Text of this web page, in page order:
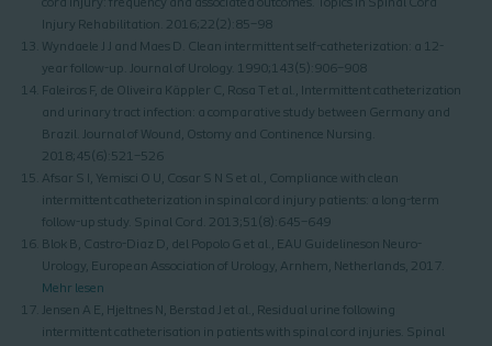
cord injury: frequency and associated outcomes. Topics in Spinal Cord
Injury Rehabilitation. 2016;22(2):85–98
Wyndaele J J and Maes D. Clean intermittent self-catheterization: a 12-
year follow-up. Journal of Urology. 1990;143(5):906–908
Faleiros F, de Oliveira Käppler C, Rosa T et al., Intermittent catheterization
and urinary tract infection: a comparative study between Germany and
Brazil. Journal of Wound, Ostomy and Continence Nursing.
2018;45(6):521–526
Afsar S I, Yemisci O U, Cosar S N S et al., Compliance with clean
intermittent catheterization in spinal cord injury patients: a long-term
follow-up study. Spinal Cord. 2013;51(8):645–649
Blok B, Castro-Diaz D, del Popolo G et al., EAU Guidelineson Neuro-
Urology, European Association of Urology, Arnhem, Netherlands, 2017.
Mehr lesen
Jensen A E, Hjeltnes N, Berstad J et al., Residual urine following
intermittent catheterisation in patients with spinal cord injuries. Spinal